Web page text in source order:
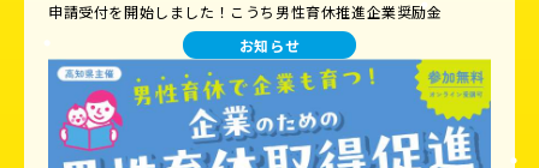
申請受付を開始しました！こうち男性育休推進企業奨励金
お知らせ